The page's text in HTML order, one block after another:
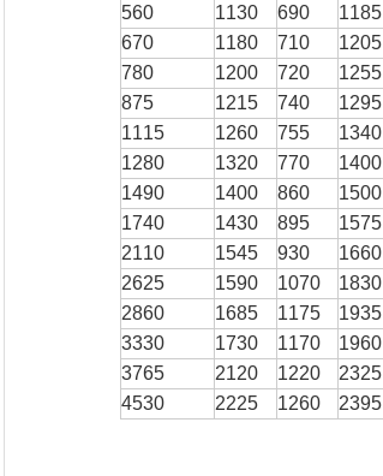
1185
690
1130
560
1205
710
1180
670
1255
720
1200
780
1295
740
1215
875
1340
755
1260
1115
1400
770
1320
1280
1500
860
1400
1490
1575
895
1430
1740
1660
930
1545
2110
1830
1070
1590
2625
1935
1175
1685
2860
1960
1170
1730
3330
2325
1220
2120
3765
2395
1260
2225
4530